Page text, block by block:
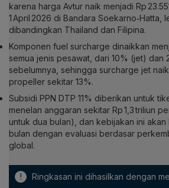
karena harga Avtur naik menjadi Rp
1 April 2026 di Bandara Soekarno‑Hatta,
dibandingkan Thailand dan Filipina.
Komponen fuel surcharge dinaikkan
semua jenis pesawat, dari 10% (jet) dan
sebelumnya, sehingga surcharge jet
propeller sekitar 13%.
Subsidi PPN DTP 11% diberikan untuk
menelan anggaran sekitar Rp 1,3 triliun
untuk dua bulan), dan kebijakan ini akan
bulan dengan evaluasi berdasar
global.
! Ringkasan ini dihasilkan dengan